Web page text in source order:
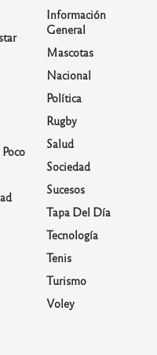
Información
General
Mascotas
Nacional
Política
Rugby
Salud
Sociedad
Sucesos
Tapa Del Día
Tecnología
Tenis
Turismo
Voley